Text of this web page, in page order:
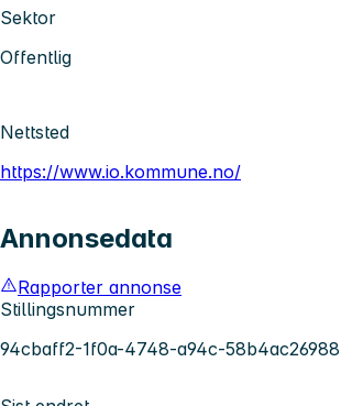
Sektor
Offentlig
Nettsted
https://www.io.kommune.no/
Annonsedata
Rapporter annonse
Stillingsnummer
94cbaff2-1f0a-4748-a94c-